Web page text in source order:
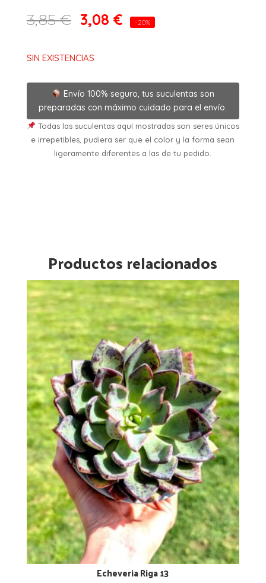
3,85€ 3,08 € -20%
SIN EXISTENCIAS
Envío 100% seguro, tus suculentas son
preparadas con máximo cuidado para el envío.
Todas las suculentas aquí mostradas son seres únicos
e irrepetibles, pudiera ser que el color y la forma sean
ligeramente diferentes a las de tu pedido.
Productos relacionados
Echeveria Riga 13